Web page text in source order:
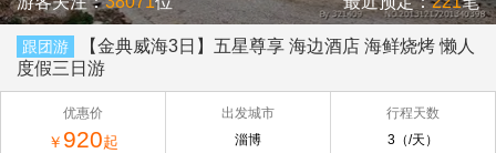
跟团游
【金典威海3日】五星尊享 海边酒店 海鲜烧烤 懒人
度假三日游
优惠价
￥ 920起
出发城市
淄博
行程天数
3（/天）